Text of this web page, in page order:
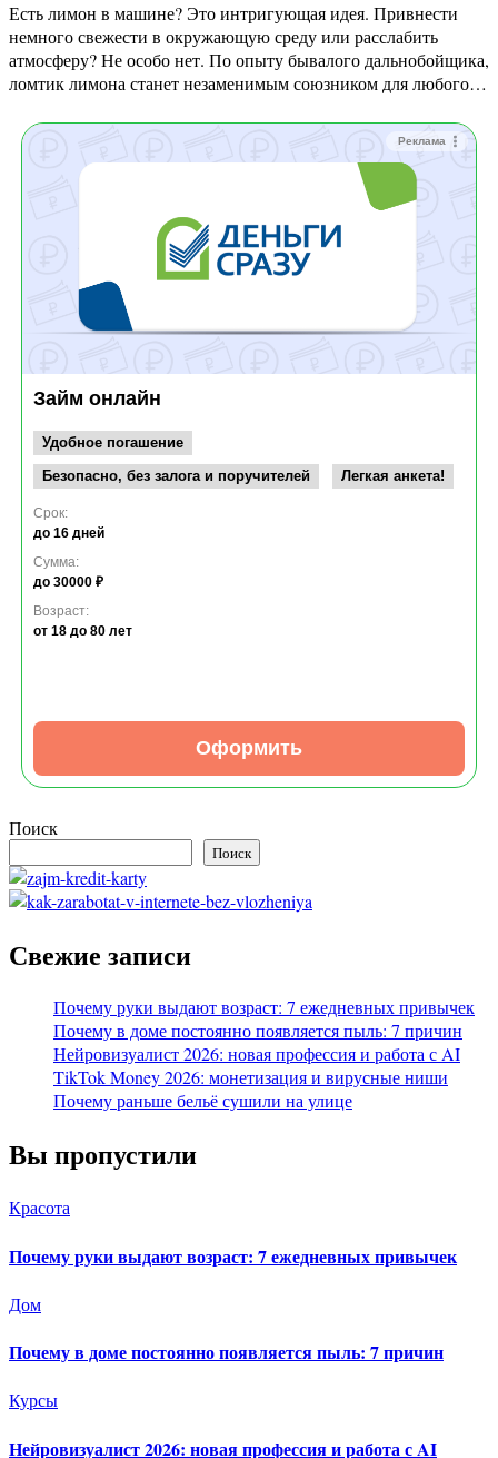
Есть лимон в машине? Это интригующая идея. Привнести
немного свежести в окружающую среду или расслабить
атмосферу? Не особо нет. По опыту бывалого дальнобойщика,
ломтик лимона станет незаменимым союзником для любого…
Реклама
Займ онлайн
Удобное погашение
Безопасно, без залога и поручителей
Легкая анкета!
Срок:
до 16 дней
Сумма:
до 30000 ₽
Возраст:
от 18 до 80 лет
Оформить
Поиск
Поиск
Свежие записи
Почему руки выдают возраст: 7 ежедневных привычек
Почему в доме постоянно появляется пыль: 7 причин
Нейровизуалист 2026: новая профессия и работа с AI
TikTok Money 2026: монетизация и вирусные ниши
Почему раньше бельё сушили на улице
Вы пропустили
Красота
Почему руки выдают возраст: 7 ежедневных привычек
Дом
Почему в доме постоянно появляется пыль: 7 причин
Курсы
Нейровизуалист 2026: новая профессия и работа с AI